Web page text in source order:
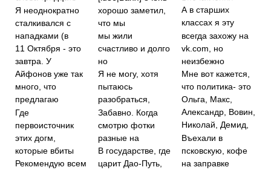
Я неоднократно
сталкивался с
нападками (в
11 Октября - это
завтра. У
Айфонов уже так
много, что
предлагаю
Где
первоисточник
этих догм,
которые вбиты
Рекомендую всем
хорошо заметил,
что мы
мы жили
счастливо и долго
но
Я не могу, хотя
пытаюсь
разобраться,
Забавно. Когда
смотрю фотки
разные на
В государстве, где
царит Дао-Путь,
А в старших
классах я эту
всегда захожу на
vk.com, но
неизбежно
Мне вот кажется,
что политика- это
Ольга, Макс,
Александр, Вовин,
Николай, Демид,
Въехали в
псковскую, кофе
на заправке